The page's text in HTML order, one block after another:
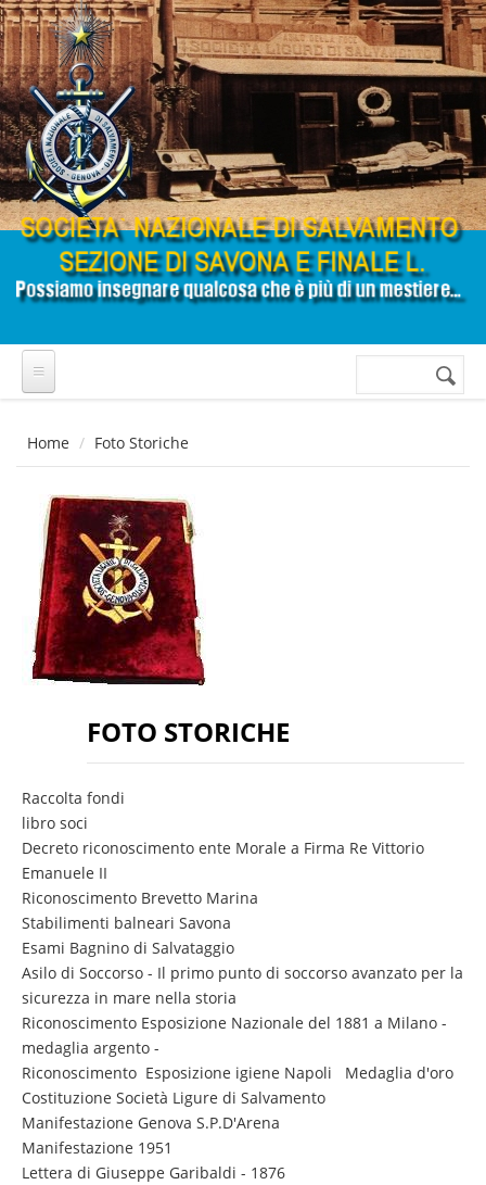
Salta al contenuto principale
Form di
Home Foto Storiche
FOTO STORICHE
Raccolta fondi
libro soci
Decreto riconoscimento ente Morale a Firma Re Vittorio
Emanuele II
Riconoscimento Brevetto Marina
Stabilimenti balneari Savona
Esami Bagnino di Salvataggio
Asilo di Soccorso - Il primo punto di soccorso avanzato per la
sicurezza in mare nella storia
Riconoscimento Esposizione Nazionale del 1881 a Milano -
medaglia argento -
Riconoscimento Esposizione igiene Napoli Medaglia d'oro
Costituzione Società Ligure di Salvamento
Manifestazione Genova S.P.D'Arena
Manifestazione 1951
Lettera di Giuseppe Garibaldi - 1876